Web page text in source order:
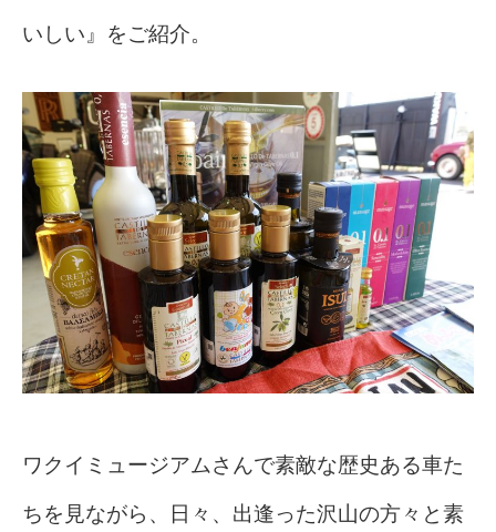
いしい』をご紹介。
ワクイミュージアムさんで素敵な歴史ある車た
ちを見ながら、日々、出逢った沢山の方々と素